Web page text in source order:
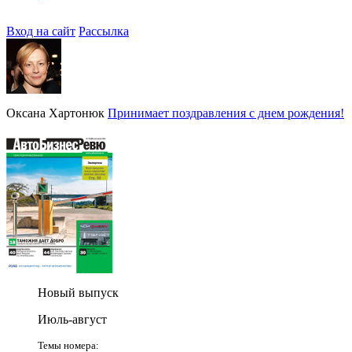
Вход на сайт Рассылка
Оксана Хартонюк Принимает поздравления с днем рождения!
Новый выпуск
Июль-август
Темы номера: